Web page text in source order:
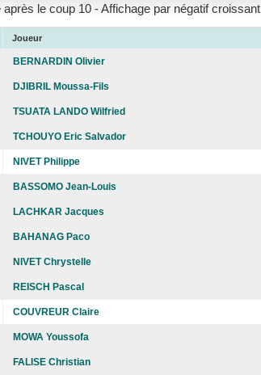
le coup 10 - Affichage par négatif croissant
Joueur
BERNARDIN Olivier
DJIBRIL Moussa-Fils
TSUATA LANDO Wilfried
TCHOUYO Eric Salvador
NIVET Philippe
BASSOMO Jean-Louis
LACHKAR Jacques
BAHANAG Paco
NIVET Chrystelle
REISCH Pascal
COUVREUR Claire
MOWA Youssofa
FALISE Christian